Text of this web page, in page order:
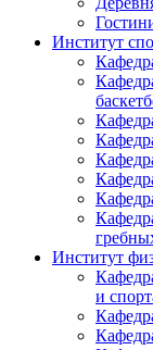
Институт
Институт
и